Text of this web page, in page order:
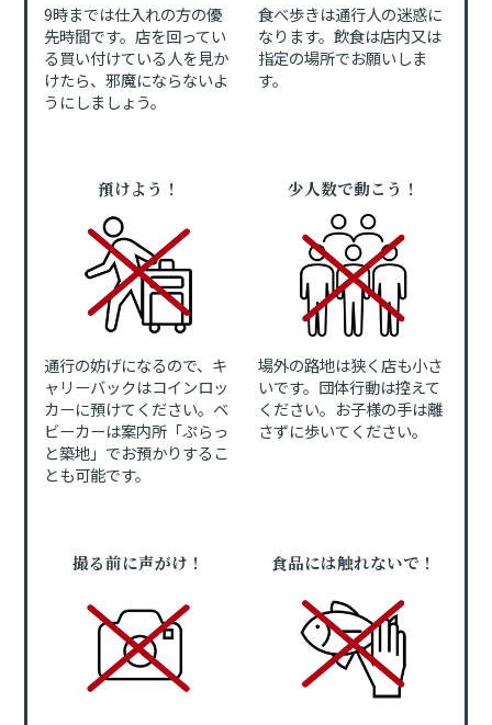
9時までは仕入れの方の優
先時間です。店を回ってい
る買い付けている人を見か
けたら、邪魔にならないよ
うにしましょう。
食べ歩きは通行人の迷惑に
なります。飲食は店内又は
指定の場所でお願いしま
す。
預けよう！
通行の妨げになるので、キ
ャリーバックはコインロッ
カーに預けてください。ベ
ビーカーは案内所「ぷらっ
と築地」でお預かりするこ
とも可能です。
少人数で動こう！
場外の路地は狭く店も小さ
いです。団体行動は控えて
ください。お子様の手は離
さずに歩いてください。
撮る前に声がけ！ 食品には触れないで！